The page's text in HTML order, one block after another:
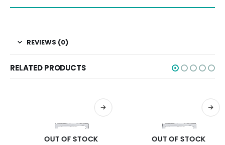
REVIEWS (0)
RELATED PRODUCTS
OUT OF STOCK OUT OF STOCK